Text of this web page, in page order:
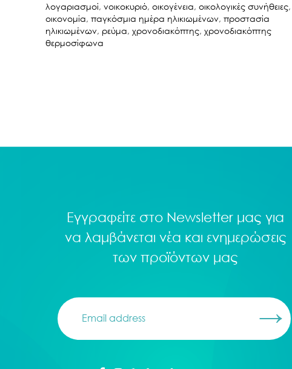
λογαριασμοί, νοικοκυριό, οικογένεια, οικολογικές συνήθειες,
οικονομία, παγκόσμια ημέρα ηλικιωμένων, προστασία
ηλικιωμένων, ρεύμα, χρονοδιακόπτης, χρονοδιακόπτης
θερμοσίφωνα
Εγγραφείτε στο Newsletter μας για
να λαμβάνεται νέα και ενημερώσεις
των προϊόντων μας